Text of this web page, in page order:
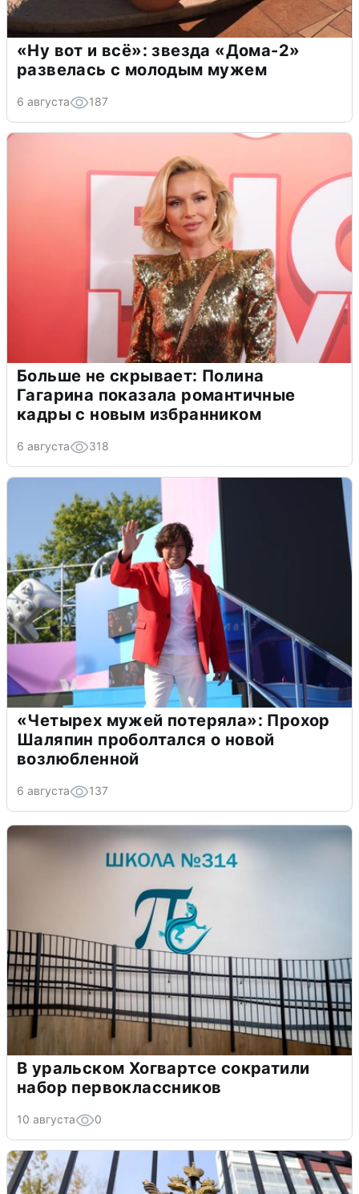
«Ну вот и всё»: звезда «Дома-2»
развелась с молодым мужем
6 августа 187
Больше не скрывает: Полина
Гагарина показала романтичные
кадры с новым избранником
6 августа 318
«Четырех мужей потеряла»: Прохор
Шаляпин проболтался о новой
возлюбленной
6 августа 137
В уральском Хогвартсе сократили
набор первоклассников
10 августа 0